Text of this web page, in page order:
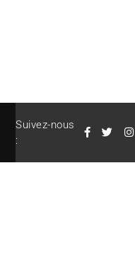
Suivez-nous
: